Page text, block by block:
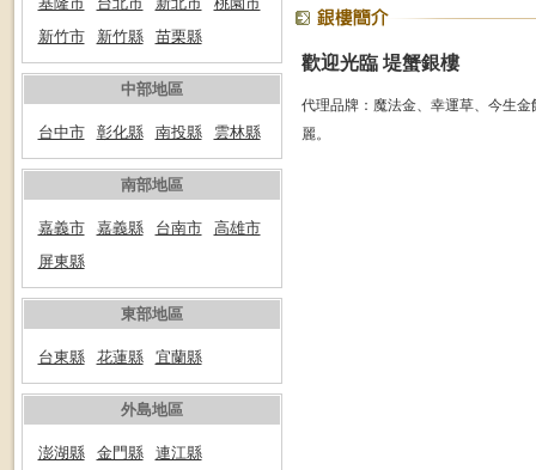
新竹市
新竹縣 苗栗縣
中部地區
台中市 彰化縣 南投縣 雲林縣
南部地區
嘉義市 嘉義縣 台南市
高雄市
屏東縣
東部地區
台東縣 花蓮縣 宜蘭縣
外島地區
澎湖縣 金門縣 連江縣
歡迎光臨 堤蟹銀樓
代理品牌：魔法金、幸運草、今生金
麗。